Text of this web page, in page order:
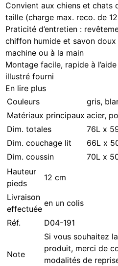
Convient aux chiens et chats
taille (charge max. reco. de 12
Praticité d’entretien :
chiffon humide et savon
machine ou à la main
Montage facile, rapide à
illustré fourni
En lire plus
Couleurs
gris,
Matériaux principaux acier,
Dim. totales
76L x
Dim. couchage lit
66L x
Dim. coussin
70L x
Hauteur
pieds
12 cm
Livraison
effectuée
en un colis
Réf.
D04-191
Note
Si vous souhaitez
produit, merci de
modalités de